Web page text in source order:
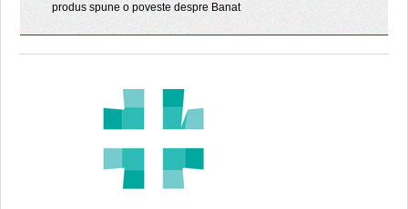
produs spune o poveste despre Banat